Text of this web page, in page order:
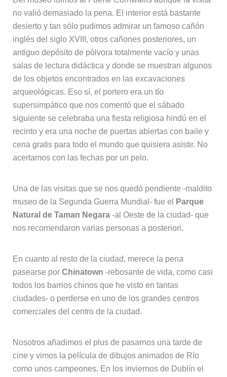
no valió demasiado la pena. El interior está bastante
desierto y tan sólo pudimos admirar un famoso cañón
inglés del siglo XVIII, otros cañones posteriores, un
antiguo depósito de pólvora totalmente vacío y unas
salas de lectura didáctica y donde se muestran algunos
de los objetos encontrados en las excavaciones
arqueológicas. Eso sí, el portero era un tío
supersimpático que nos comentó que el sábado
siguiente se celebraba una fiesta religiosa hindú en el
recinto y era una noche de puertas abiertas con baile y
cena gratis para todo el mundo que quisiera asistir. No
acertamos con las fechas por un pelo.
Una de las visitas que se nos quedó pendiente -maldito
museo de la Segunda Guerra Mundial- fue el
Parque
Natural de Taman Negara-al Oeste de la ciudad- que
nos recomendaron varias personas a posteriori.
En cuanto al resto de la ciudad, merece la pena
pasearse por Chinatown -rebosante de vida, como casi
todos los barrios chinos que he visto en tantas
ciudades- o perderse en uno de los grandes centros
comerciales del centro de la ciudad.
Nosotros añadimos el plus de pasarnos una tarde de
cine y vimos la película de dibujos animados de Río
como unos campeones. En los inviernos de Dublín el